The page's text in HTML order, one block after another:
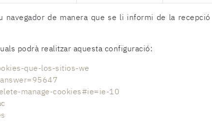
de manera que se li informi de la recepció
podrà realitzar aquesta configuració:
que-los-sitios-we
manage-cookies#ie=ie-10